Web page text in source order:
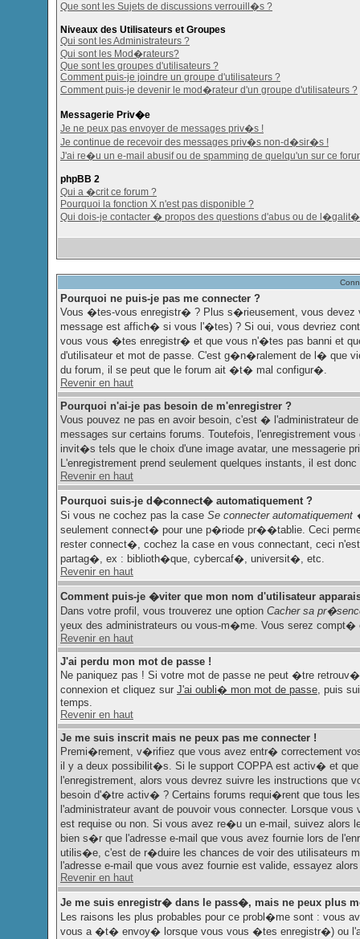
Que sont les Sujets de discussions verrouill�s ?
Niveaux des Utilisateurs et Groupes
Qui sont les Administrateurs ?
Qui sont les Mod�rateurs?
Que sont les groupes d'utilisateurs ?
Comment puis-je joindre un groupe d'utilisateurs ?
Comment puis-je devenir le mod�rateur d'un groupe d'utilisateurs ?
Messagerie Priv�e
Je ne peux pas envoyer de messages priv�s !
Je continue de recevoir des messages priv�s non-d�sir�s !
J'ai re�u un e-mail abusif ou de spamming de quelqu'un sur ce
phpBB 2
Qui a �crit ce forum ?
Pourquoi la fonction X n'est pas disponible ?
Qui dois-je contacter � propos des questions d'abus ou de
Pourquoi ne puis-je pas me connecter ?
Vous �tes-vous enregistr� ? Plus s�rieusement, vous devez
message est affich� si vous l'�tes) ? Si oui, vous devriez
vous vous �tes enregistr� et que vous n'�tes pas banni et
d'utilisateur et mot de passe. C'est g�n�ralement de l� que
du forum, il se peut que le forum ait �t� mal configur�.
Revenir en haut
Pourquoi n'ai-je pas besoin de m'enregistrer ?
Vous pouvez ne pas en avoir besoin, c'est � l'administrateur
messages sur certains forums. Toutefois, l'enregistrement
invit�s tels que le choix d'une image avatar, une messagerie
L'enregistrement prend seulement quelques instants, il est
Revenir en haut
Pourquoi suis-je d�connect� automatiquement ?
Si vous ne cochez pas la case Se connecter
seulement connect� pour une p�riode pr��tablie. Ceci
rester connect�, cochez la case en vous connectant, ceci
partag�, ex : biblioth�que, cybercaf�, universit�, etc.
Revenir en haut
Comment puis-je �viter que mon nom d'utilisateur
Dans votre profil, vous trouverez une option Cacher sa
yeux des administrateurs ou vous-m�me. Vous serez compt�
Revenir en haut
J'ai perdu mon mot de passe !
Ne paniquez pas ! Si votre mot de passe ne peut �tre
connexion et cliquez sur J'ai oubli� mon mot de passe, puis
temps.
Revenir en haut
Je me suis inscrit mais ne peux pas me connecter !
Premi�rement, v�rifiez que vous avez entr� correctement
il y a deux possibilit�s. Si le support COPPA est activ� et
l'enregistrement, alors vous devrez suivre les instructions
besoin d'�tre activ� ? Certains forums requi�rent que tous
l'administrateur avant de pouvoir vous connecter. Lorsque
est requise ou non. Si vous avez re�u un e-mail, suivez
bien s�r que l'adresse e-mail que vous avez fournie lors de
utilis�e, c'est de r�duire les chances de voir des utilisateurs
l'adresse e-mail que vous avez fournie est valide, essayez
Revenir en haut
Je me suis enregistr� dans le pass�, mais ne peux plus
Les raisons les plus probables pour ce probl�me sont : vous
vous a �t� envoy� lorsque vous vous �tes enregistr�) ou